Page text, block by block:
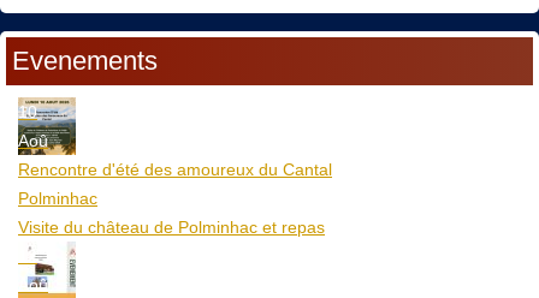
Evenements
10
Aoû
Rencontre d'été des amoureux du Cantal
Polminhac
Visite du château de Polminhac et repas
12
Aoû